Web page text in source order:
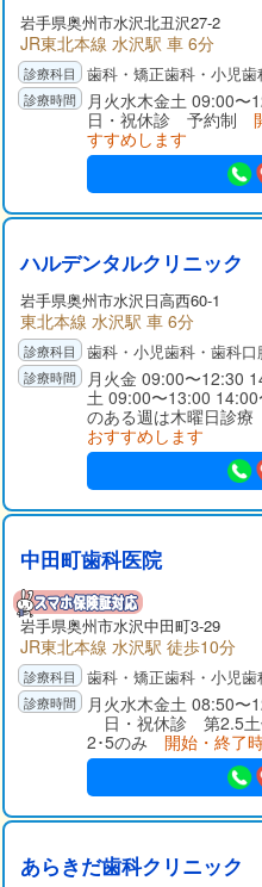
岩手県奥州市水沢北丑沢27-2
JR東北本線 水沢駅 車 6分
歯科・矯正歯科・小児歯
月火水木金土 09:00
日・祝休診 予約制
すすめします
ハルデンタルクリニック
岩手県奥州市水沢日高西60-1
東北本線 水沢駅 車 6分
歯科・小児歯科・歯科口
月火金 09:00〜12:30
土 09:00〜13:00
のある週は木曜日診療
おすすめします
中田町歯科医院
岩手県奥州市水沢中田町3-29
JR東北本線 水沢駅 徒歩10分
歯科・矯正歯科・小児歯
月火水木金土 08:50
日・祝休診 第2.5
2･5のみ 開始・終了
あらきだ歯科クリニック